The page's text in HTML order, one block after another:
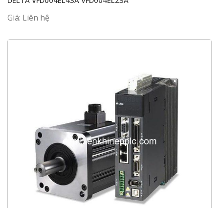
Giá: Liên hệ